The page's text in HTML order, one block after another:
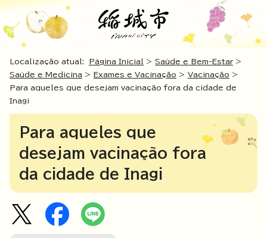
Localização atual: Página Inicial > Saúde e Bem-Estar>
Saúde e Medicina > Exames e Vacinação > Vacinação >
Para aqueles que desejam vacinação fora da cidade de
Inagi
Para aqueles que
desejam vacinação fora
da cidade de Inagi